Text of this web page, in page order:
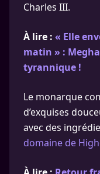
Charles III.
À lire : « Elle
matin » :
tyrannique !
Le monarque
d’exquises
avec des
domaine de